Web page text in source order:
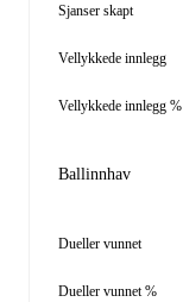
Sjanser skapt
Vellykkede innlegg
Vellykkede innlegg %
Ballinnhav
Dueller vunnet
Dueller vunnet %